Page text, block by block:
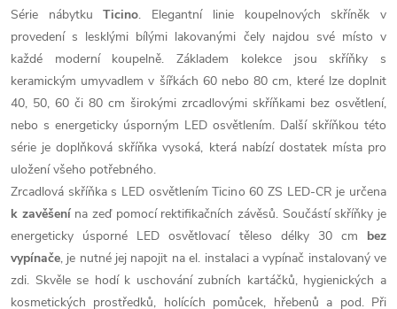
Série nábytkuTicino. Elegantní linie koupelnových skříněk v
provedení s lesklými bílými lakovanými čely najdou své místo v
každé moderní koupelně. Základem kolekce jsou skříňky s
keramickým umyvadlem v šířkách 60 nebo 80 cm, které lze doplnit
40, 50, 60 či 80 cm širokými zrcadlovými skříňkami bez osvětlení,
nebo s energeticky úsporným LED osvětlením. Další skříňkou této
série je doplňková skříňka vysoká, která nabízí dostatek místa pro
uložení všeho potřebného.
Zrcadlová skříňka s LED osvětlením Ticino 60 ZS LED-CR je určena
k zavěšenína zeď pomocí rektifikačních závěsů. Součástí skříňky je
energeticky úsporné LED osvětlovací těleso délky 30 cm bez
vypínače, je nutné jej napojit na el. instalaci a vypínač instalovaný ve
zdi. Skvěle se hodí k uschování zubních kartáčků, hygienických a
kosmetických prostředků, holících pomůcek, hřebenů a pod. Při